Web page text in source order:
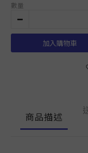
數量
加入購物車
商品描述